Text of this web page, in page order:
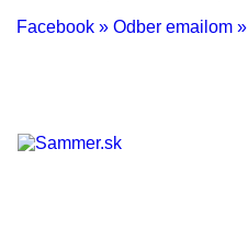
Facebook » Odber emailom »